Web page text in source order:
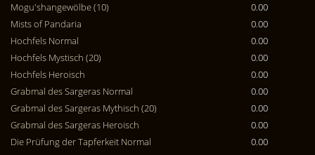
Mogu'shangewölbe (10)
0.00
Mists of Pandaria
0.00
Hochfels Normal
0.00
Hochfels Mystisch (20)
0.00
Hochfels Heroisch
0.00
Grabmal des Sargeras Normal
0.00
Grabmal des Sargeras Mythisch (20)
0.00
Grabmal des Sargeras Heroisch
0.00
Die Prüfung der Tapferkeit Normal
0.00